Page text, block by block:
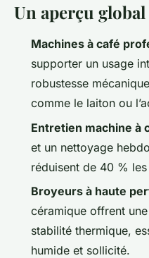
Découvrez les
machines à
07/04/2026 09:46
Un aperçu global
Machines à café
supporter un usage
robustesse
comme le laiton ou
Entretien machine à
et un nettoyage
réduisent de 40 % les
Broyeurs à haute
céramique offrent
stabilité thermique,
humide et sollicité.